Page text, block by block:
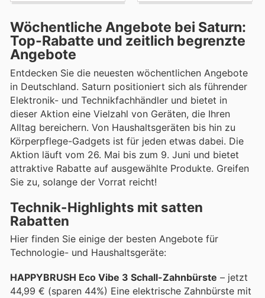
Wöchentliche Angebote bei Saturn:
Top-Rabatte und zeitlich begrenzte
Angebote
Entdecken Sie die neuesten wöchentlichen Angebote
in Deutschland. Saturn positioniert sich als führender
Elektronik- und Technikfachhändler und bietet in
dieser Aktion eine Vielzahl von Geräten, die Ihren
Alltag bereichern. Von Haushaltsgeräten bis hin zu
Körperpflege-Gadgets ist für jeden etwas dabei. Die
Aktion läuft vom 26. Mai bis zum 9. Juni und bietet
attraktive Rabatte auf ausgewählte Produkte. Greifen
Sie zu, solange der Vorrat reicht!
Technik-Highlights mit satten
Rabatten
Hier finden Sie einige der besten Angebote für
Technologie- und Haushaltsgeräte:
HAPPYBRUSH Eco Vibe 3 Schall-Zahnbürste – jetzt
44,99 € (sparen 44%) Eine elektrische Zahnbürste mit